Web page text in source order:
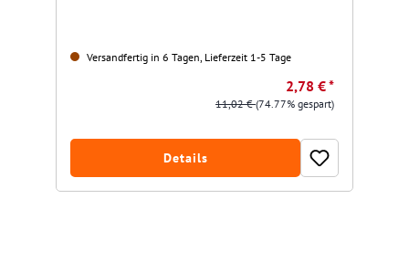
Versandfertig in 6 Tagen, Lieferzeit 1-5 Tage
2,78 € *
11,02 €(74.77% gespart)
Details